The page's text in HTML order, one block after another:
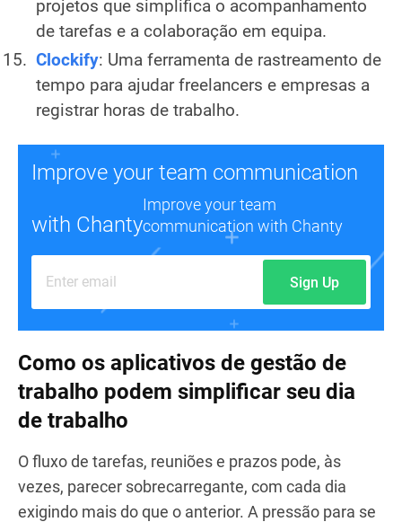
projetos que simplifica o acompanhamento
de tarefas e a colaboração em equipa.
Clockify: Uma ferramenta de rastreamento de
tempo para ajudar freelancers e empresas a
registrar horas de trabalho.
Improve your team communication
with Chanty
Improve your team
communication with Chanty
Sign Up
Como os aplicativos de gestão de
trabalho podem simplificar seu dia
de trabalho
O fluxo de tarefas, reuniões e prazos pode, às
vezes, parecer sobrecarregante, com cada dia
exigindo mais do que o anterior. A pressão para se